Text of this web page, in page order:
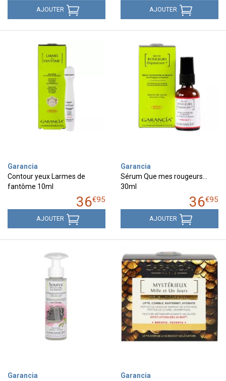
AJOUTER AJOUTER
Garancia
Contour yeux Larmes de
fantôme 10ml
36€95
AJOUTER
Garancia
Sérum Que mes rougeurs...
30ml
36€95
AJOUTER
Garancia
Garancia